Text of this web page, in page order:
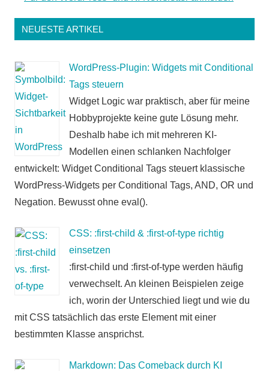
NEUESTE ARTIKEL
WordPress-Plugin: Widgets mit Conditional
Tags steuern
Widget Logic war praktisch, aber für meine
Hobbyprojekte keine gute Lösung mehr.
Deshalb habe ich mit mehreren KI-
Modellen einen schlanken Nachfolger
entwickelt: Widget Conditional Tags steuert klassische
WordPress-Widgets per Conditional Tags, AND, OR und
Negation. Bewusst ohne eval().
CSS: :first-child & :first-of-type richtig
einsetzen
:first-child und :first-of-type werden häufig
verwechselt. An kleinen Beispielen zeige
ich, worin der Unterschied liegt und wie du
mit CSS tatsächlich das erste Element mit einer
bestimmten Klasse ansprichst.
Markdown: Das Comeback durch KI